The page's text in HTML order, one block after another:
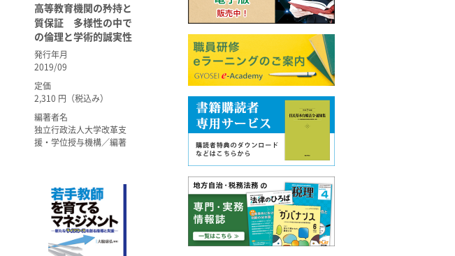
高等教育機関の矜持と
質保証 多様性の中で
の倫理と学術的誠実性
発行年月
2019/09
定価
2,310 円（税込み）
編著者名
独立行政法人大学改革支
援・学位授与機構／編著